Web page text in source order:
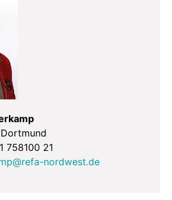
758100 21
nordwest.de